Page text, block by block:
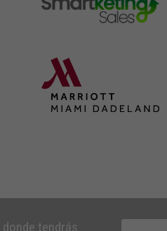
donde tendrás